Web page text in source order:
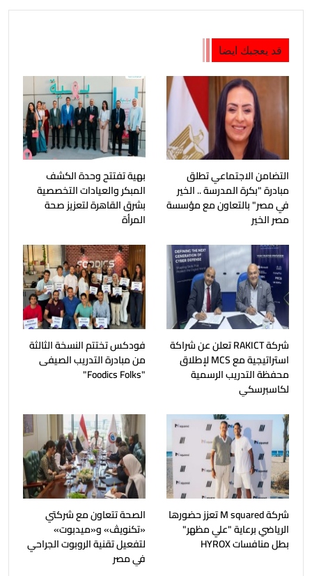
قد يعجبك ايضا
التضامن الاجتماعي تطلق
مبادرة "بكرة المدرسة .. الخير
في مصر" بالتعاون مع مؤسسة
مصر الخير
بهية تفتتح وحدة الكشف
المبكر والعيادات التخصصية
بشرق القاهرة لتعزيز صحة
المرأة
شركة RAKICT تعلن عن شراكة
استراتيجية مع MCS لإطلاق
محفظة التدريب الرسمية
لكاسبرسكي
فودكس تختتم النسخة الثالثة
من مبادرة التدريب الصيفى
"Foodics Folks"
شركة M squared تعزز حضورها
الرياضي برعاية "علي مظهر"
بطل منافسات HYROX
الصحة تتعاون مع شركتي
«تكنويڤ» و«ميدبوت»
لتفعيل تقنية الروبوت الجراحي
في مصر